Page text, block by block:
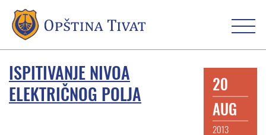
ISPITIVANJE NIVOA
ELEKTRIČNOG POLJA
20
AUG
2013